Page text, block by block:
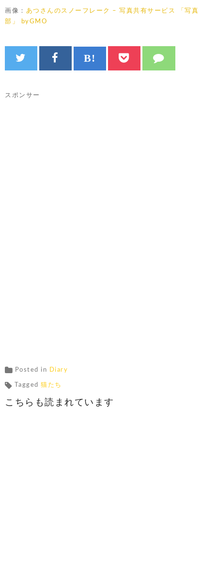
画像： あつさんのスノーフレーク – 写真共有サービス 「写真
部」 byGMO
スポンサー
Posted in Diary
Tagged 猫たち
こちらも読まれています